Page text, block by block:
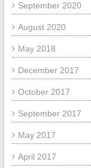
September 2020
August 2020
May 2018
December 2017
October 2017
September 2017
May 2017
April 2017